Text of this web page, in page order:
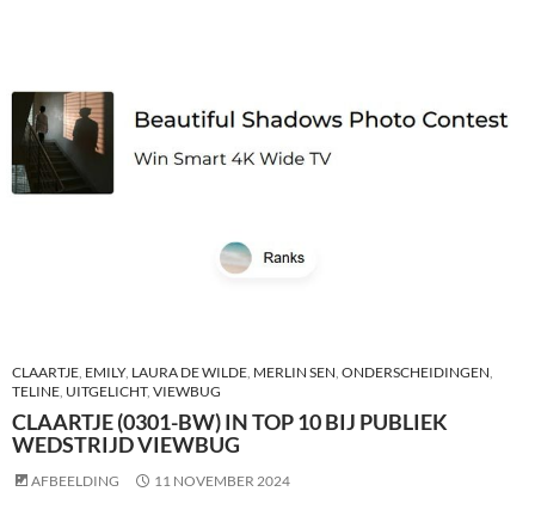
CLAARTJE, EMILY, LAURA DE WILDE, MERLIN SEN, ONDERSCHEIDINGEN,
TELINE, UITGELICHT, VIEWBUG
CLAARTJE (0301-BW) IN TOP 10 BIJ PUBLIEK
WEDSTRIJD VIEWBUG
AFBEELDING 11 NOVEMBER 2024